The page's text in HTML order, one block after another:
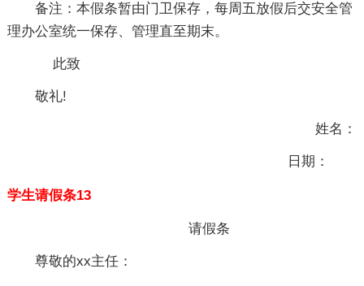
备注：本假条暂由门卫保存，每周五放假后交安全管
理办公室统一保存、管理直至期末。
此致
敬礼!
姓名：
日期：
学生请假条13
请假条
尊敬的xx主任：